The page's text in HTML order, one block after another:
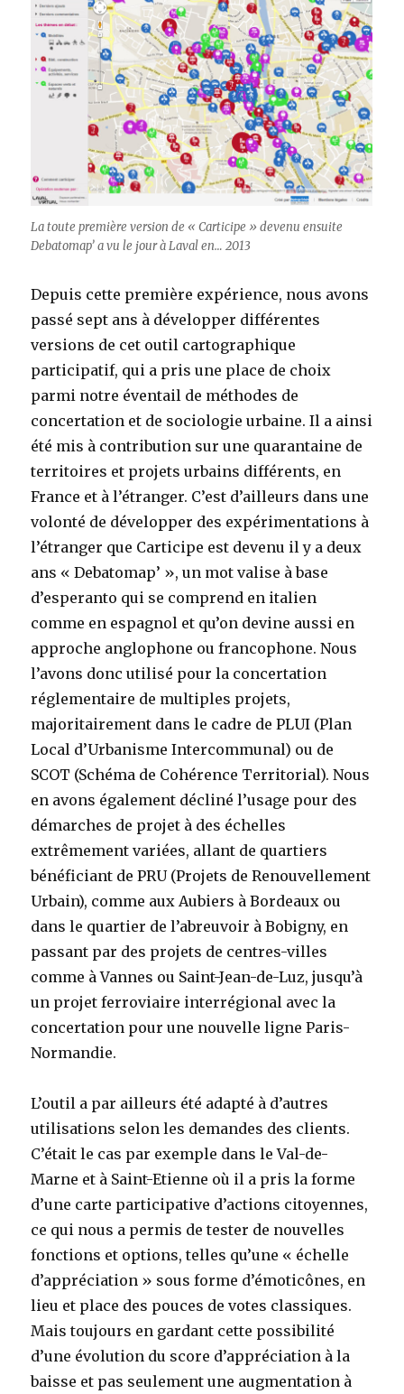
La toute première version de « Carticipe » devenu ensuite
Debatomap’ a vu le jour à Laval en… 2013
Depuis cette première expérience, nous avons
passé sept ans à développer différentes
versions de cet outil cartographique
participatif, qui a pris une place de choix
parmi notre éventail de méthodes de
concertation et de sociologie urbaine. Il a ainsi
été mis à contribution sur une quarantaine de
territoires et projets urbains différents, en
France et à l’étranger. C’est d’ailleurs dans une
volonté de développer des expérimentations à
l’étranger que Carticipe est devenu il y a deux
ans « Debatomap’ », un mot valise à base
d’esperanto qui se comprend en italien
comme en espagnol et qu’on devine aussi en
approche anglophone ou francophone. Nous
l’avons donc utilisé pour la concertation
réglementaire de multiples projets,
majoritairement dans le cadre de PLUI (Plan
Local d’Urbanisme Intercommunal) ou de
SCOT (Schéma de Cohérence Territorial). Nous
en avons également décliné l’usage pour des
démarches de projet à des échelles
extrêmement variées, allant de quartiers
bénéficiant de PRU (Projets de Renouvellement
Urbain), comme aux Aubiers à Bordeaux ou
dans le quartier de l’abreuvoir à Bobigny, en
passant par des projets de centres-villes
comme à Vannes ou Saint-Jean-de-Luz, jusqu’à
un projet ferroviaire interrégional avec la
concertation pour une nouvelle ligne Paris-
Normandie.
L’outil a par ailleurs été adapté à d’autres
utilisations selon les demandes des clients.
C’était le cas par exemple dans le Val-de-
Marne et à Saint-Etienne où il a pris la forme
d’une carte participative d’actions citoyennes,
ce qui nous a permis de tester de nouvelles
fonctions et options, telles qu’une « échelle
d’appréciation » sous forme d’émoticônes, en
lieu et place des pouces de votes classiques.
Mais toujours en gardant cette possibilité
d’une évolution du score d’appréciation à la
baisse et pas seulement une augmentation à